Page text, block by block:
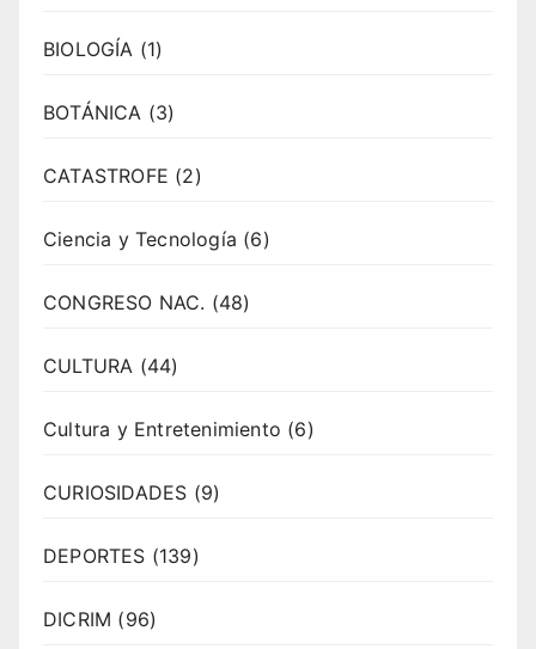
BIOLOGÍA (1)
BOTÁNICA (3)
CATASTROFE (2)
Ciencia y Tecnología (6)
CONGRESO NAC. (48)
CULTURA (44)
Cultura y Entretenimiento (6)
CURIOSIDADES (9)
DEPORTES (139)
DICRIM (96)